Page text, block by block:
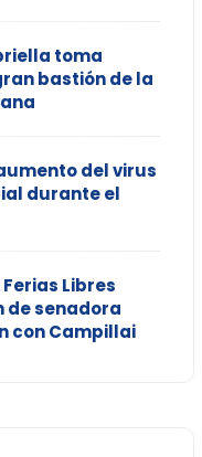
toma
bastión de la
del virus
durante el
Libres
de senadora
con Campillai